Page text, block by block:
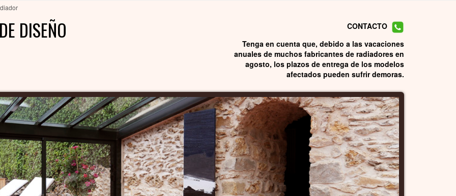
DISEÑO
CONTACTO
Tenga en cuenta que, debido a las vacaciones
anuales de muchos fabricantes de radiadores en
agosto, los plazos de entrega de los modelos
afectados pueden sufrir demoras.